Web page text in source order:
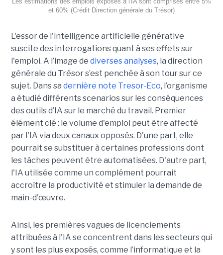
et 60% (Crédit Direction générale du Trésor)
L'essor de l'intelligence artificielle générative
suscite des interrogations quant à ses effets sur
l'emploi. A l’image de diverses analyses, la direction
générale du Trésor s’est penchée à son tour sur ce
sujet. Dans sa dernière note Tresor-Eco, l’organisme
a étudié différents scenarios sur les conséquences
des outils d’IA sur le marché du travail. Premier
élément clé : le volume d'emploi peut être affecté
par l'IA via deux canaux opposés. D'une part, elle
pourrait se substituer à certaines professions dont
les tâches peuvent être automatisées. D'autre part,
l'IA utilisée comme un complément pourrait
accroître la productivité et stimuler la demande de
main-d'œuvre.
Ainsi, les premières vagues de licenciements
attribuées à l'IA se concentrent dans les secteurs qui
y sont les plus exposés, comme l’informatique et la